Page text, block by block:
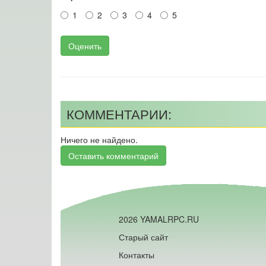
1
2 3 4 5
Оценить
КОММЕНТАРИИ:
Ничего не найдено.
Оставить комментарий
2026 YAMALRPC.RU
Старый сайт
Контакты